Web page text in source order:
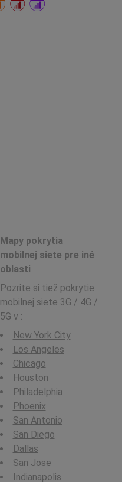
Mapy pokrytia
mobilnej siete pre iné
oblasti
Pozrite si tiež pokrytie
mobilnej siete 3G / 4G /
5G v :
New York City
Los Angeles
Chicago
Houston
Philadelphia
Phoenix
San Antonio
San Diego
Dallas
San Jose
Indianapolis